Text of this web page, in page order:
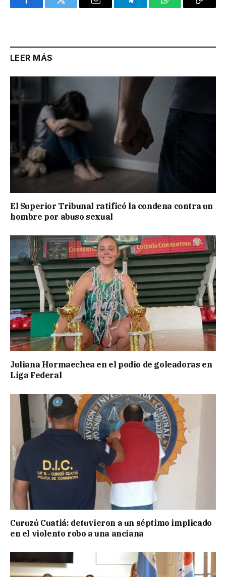
FacebookTwitter Email TelegramWhatsAppCopy
LEER MÁS
El Superior Tribunal ratificó la condena contra un
hombre por abuso sexual
Juliana Hormaechea en el podio de goleadoras en
Liga Federal
Curuzú Cuatiá: detuvieron a un séptimo implicado
en el violento robo a una anciana